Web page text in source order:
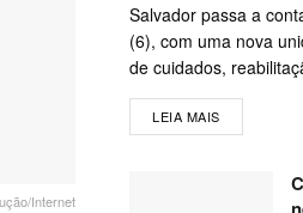
Internet
Salvador passa a
(6), com uma nova
de cuidados,
LEIA MAIS